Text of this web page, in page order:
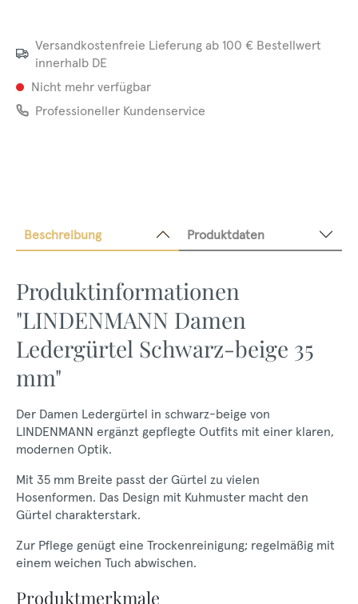
Versandkostenfreie Lieferung ab 100 € Bestellwert
innerhalb DE
Nicht mehr verfügbar
Professioneller Kundenservice
Beschreibung Produktdaten
Produktinformationen
"LINDENMANN Damen
Ledergürtel Schwarz-beige 35
mm"
Der Damen Ledergürtel in schwarz-beige von
LINDENMANN ergänzt gepflegte Outfits mit einer klaren,
modernen Optik.
Mit 35 mm Breite passt der Gürtel zu vielen
Hosenformen. Das Design mit Kuhmuster macht den
Gürtel charakterstark.
Zur Pflege genügt eine Trockenreinigung; regelmäßig mit
einem weichen Tuch abwischen.
Produktmerkmale